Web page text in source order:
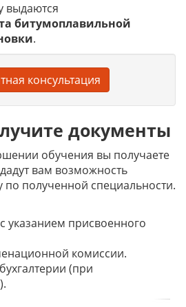
выдаются
битумоплавильной
.
консультация
документы
обучения вы получаете
вам возможность
по полученной специальности.
указанием присвоенного
комиссии.
(при